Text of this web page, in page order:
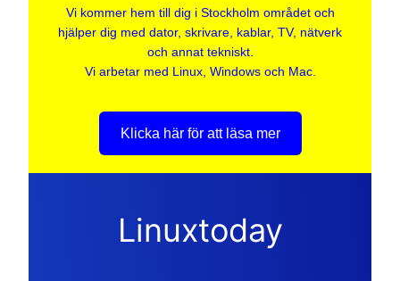
Vi kommer hem till dig i Stockholm området och
hjälper dig med dator, skrivare, kablar, TV, nätverk
och annat tekniskt.
Vi arbetar med Linux, Windows och Mac.
Klicka här för att läsa mer
Linuxtoday